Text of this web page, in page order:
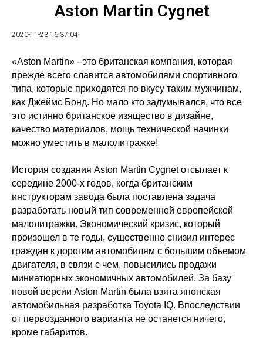
Aston Martin Cygnet
2020-11-23 16:37:04
«Aston Martin» - это британская компания, которая
прежде всего славится автомобилями спортивного
типа, которые приходятся по вкусу таким мужчинам,
как Джеймс Бонд. Но мало кто задумывался, что все
это истинно британское изящество в дизайне,
качество материалов, мощь технической начинки
можно уместить в малолитражке!
История создания Aston Martin Cygnet отсылает к
середине 2000-х годов, когда британским
инструкторам завода была поставлена задача
разработать новый тип современной европейской
малолитражки. Экономический кризис, который
произошел в те годы, существенно снизил интерес
граждан к дорогим автомобилям с большим объемом
двигателя, в связи с чем, повысились продажи
миниатюрных экономичных автомобилей. За базу
новой версии Aston Martin была взята японская
автомобильная разработка Toyota IQ. Впоследствии
от первозданного варианта не останется ничего,
кроме габаритов.